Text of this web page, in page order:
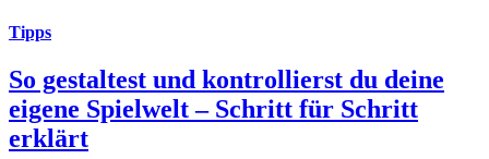
Tipps
So gestaltest und kontrollierst du deine
eigene Spielwelt – Schritt für Schritt
erklärt